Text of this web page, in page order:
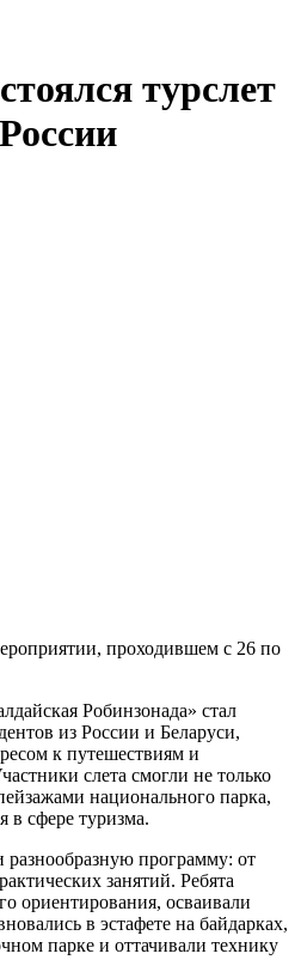
турслет
проходившем с 26 по
Робинзонада» стал
из России и Беларуси,
к путешествиям и
слета смогли не только
национального парка,
в сфере туризма.
программу: от
занятий. Ребята
ориентирования, осваивали
в эстафете на байдарках,
парке и оттачивали технику